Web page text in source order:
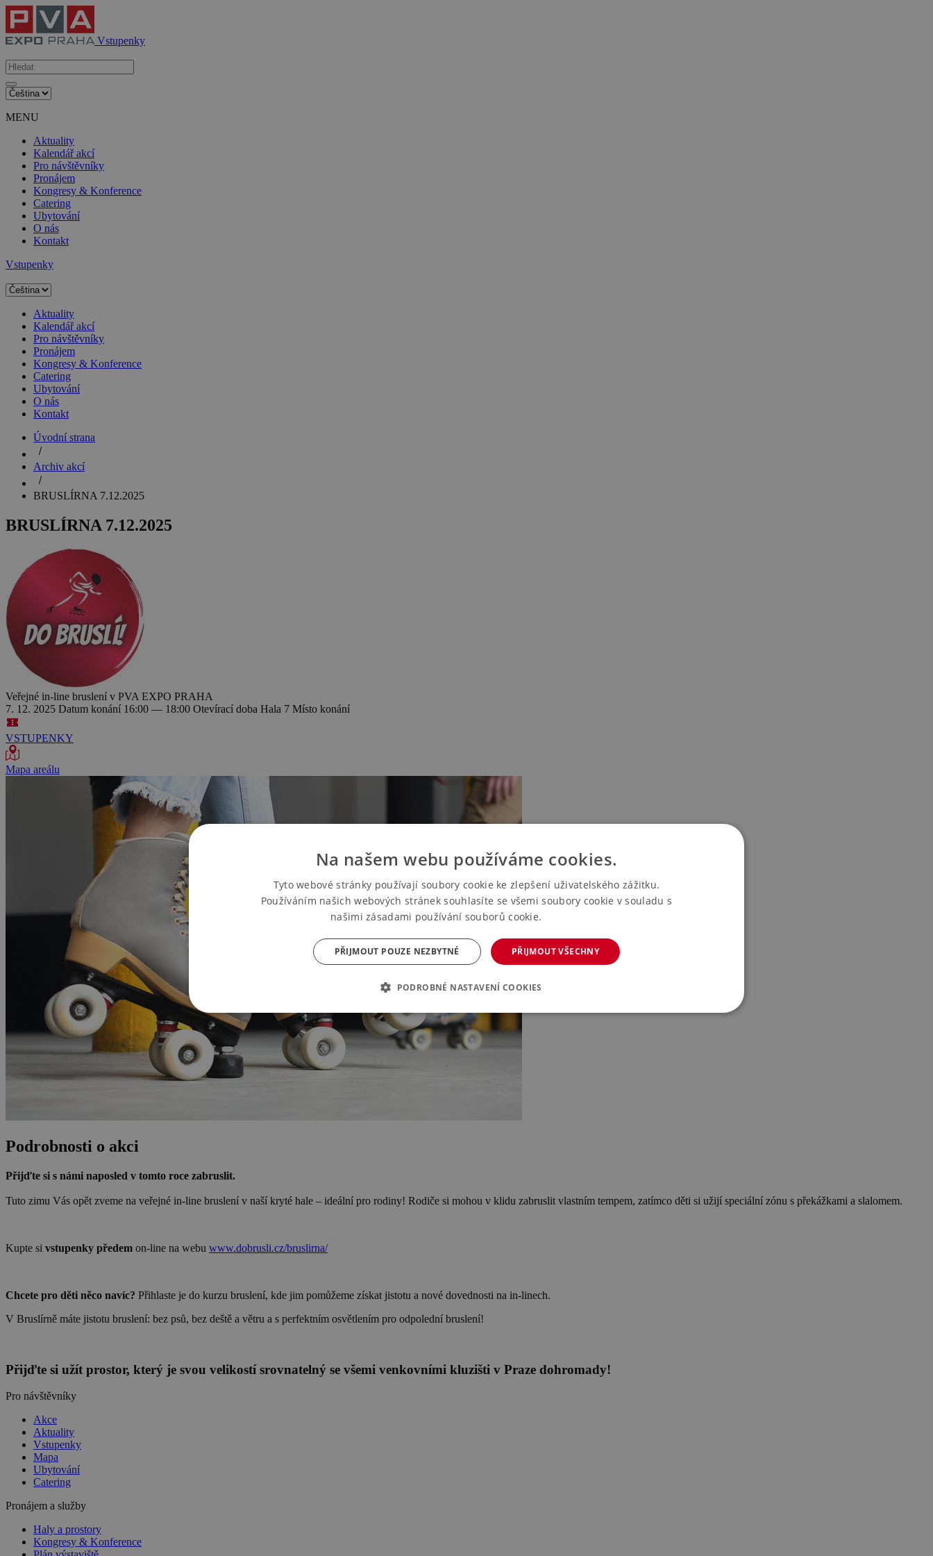
Vstupenky
MENU
Aktuality
Kalendář akcí
Pro návštěvníky
Pronájem
Kongresy & Konference
Catering
Ubytování
O nás
Kontakt
Vstupenky
Aktuality
Kalendář akcí
Pro návštěvníky
Pronájem
Kongresy & Konference
Catering
Ubytování
O nás
Kontakt
Úvodní strana
Archiv akcí
BRUSLÍRNA 7.12.2025
BRUSLÍRNA 7.12.2025
Veřejné in-line bruslení v PVA EXPO PRAHA
7. 12. 2025 Datum konání 16:00 — 18:00 Otevírací doba Hala 7 Místo konání
VSTUPENKY
Mapa areálu
Podrobnosti o akci
Přijďte si s námi naposled v tomto roce zabruslit.
Tuto zimu Vás opět zveme na veřejné in-line bruslení v naší kryté hale – ideální pro rodiny! Rodiče si mohou v klidu zabruslit vlastním tempem, zatímco děti si užijí speciální zónu s překážkami a slalomem.
Kupte si vstupenky předem on-line na webu www.dobrusli.cz/bruslirna/
Chcete pro děti něco navíc? Přihlaste je do kurzu bruslení, kde jim pomůžeme získat jistotu a nové dovednosti na in-linech.
V Bruslírně máte jistotu bruslení: bez psů, bez deště a větru a s perfektním osvětlením pro odpolední bruslení!
Přijďte si užít prostor, který je svou velikostí srovnatelný se všemi venkovními kluzišti v Praze dohromady!
Pro návštěvníky
Akce
Aktuality
Vstupenky
Mapa
Ubytování
Catering
Pronájem a služby
Haly a prostory
Kongresy & Konference
Na našem webu používáme cookies.
Tyto webové stránky používají soubory cookie ke zlepšení uživatelského zážitku.
Používáním našich webových stránek souhlasíte se všemi soubory cookie v souladu s
našimi zásadami používání souborů cookie.
PŘIJMOUT VŠECHNY
PŘIJMOUT POUZE NEZBYTNÉ
PODROBNÉ NASTAVENÍ COOKIES